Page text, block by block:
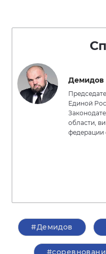
Демидов
Единой
области,
федерации
#Демидов